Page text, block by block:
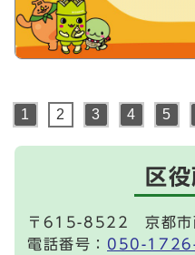
1 2 3 4 5
区
〒615-8522 京都市
電話番号： 050-